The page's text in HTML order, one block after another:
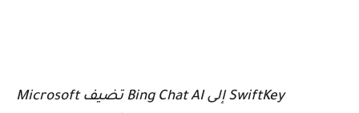
Microsoft تضيف Bing Chat AI إلى SwiftKey